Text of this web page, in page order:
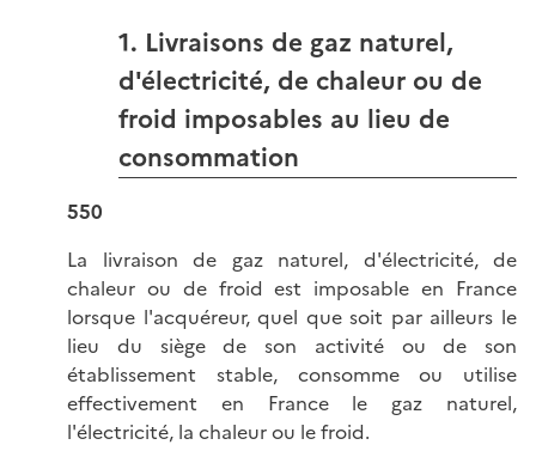
1. Livraisons de gaz naturel,
d'électricité, de chaleur ou de
froid imposables au lieu de
consommation
550
La livraison de gaz naturel, d'électricité, de
chaleur ou de froid est imposable en France
lorsque l'acquéreur, quel que soit par ailleurs le
lieu du siège de son activité ou de son
établissement stable, consomme ou utilise
effectivement en France le gaz naturel,
l'électricité, la chaleur ou le froid.